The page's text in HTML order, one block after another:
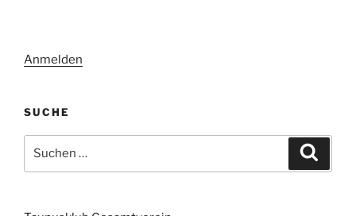
Anmelden
SUCHE
nach: